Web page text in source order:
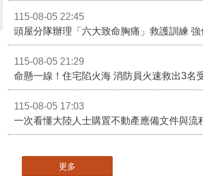
115-08-05 22:45
頭屋分隊辦理「六大致命胸痛」救護訓練
115-08-05 21:29
命懸一線！住宅陷火海 消防員火速救出3名
115-08-05 17:03
一次看懂大陸人士購置不動產應備文件與流
更多